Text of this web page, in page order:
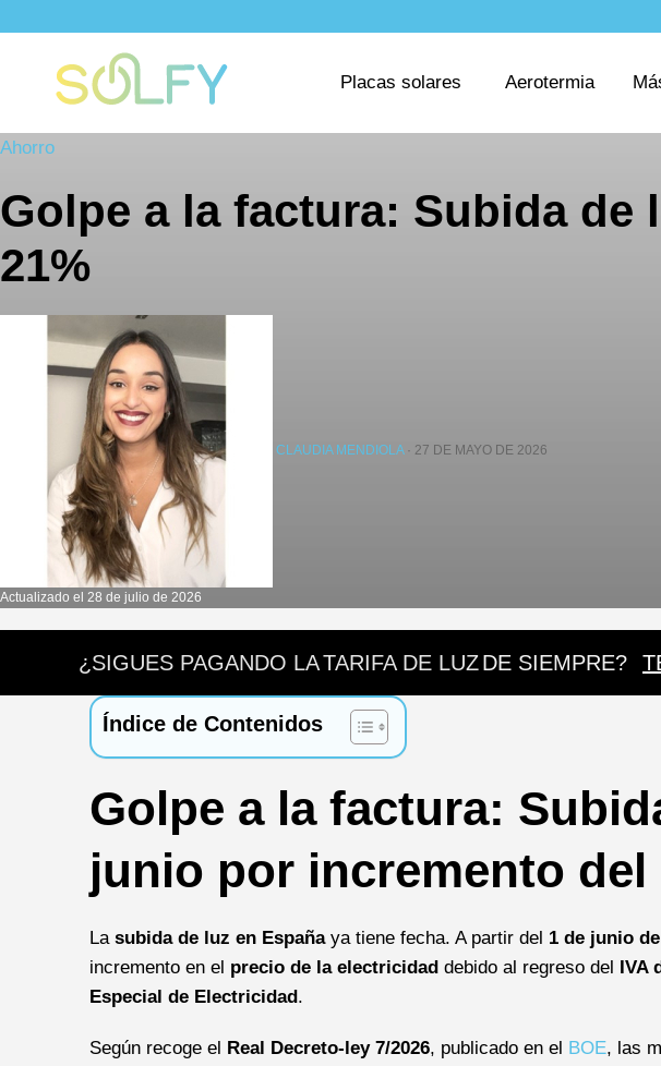
contenido
Solfy
Placas solares
Aerotermia
Ahorro
Golpe a la factura: Subida de
21%
CLAUDIA MENDIOLA· 27 DE MAYO DE 2026
Actualizado el 28 de julio de 2026
¿SIGUES PAGANDO LATARIFA DE LUZDE SIEMPRE?
Índice de Contenidos
Golpe a la factura:
junio por incremento del
La subida de luz en Españaya tiene fecha. A partir del 1 de junio
incremento en el precio de la electricidad debido al regreso del IVA
Especial de Electricidad.
Según recoge el Real Decreto-ley 7/2026, publicado en el BOE, las